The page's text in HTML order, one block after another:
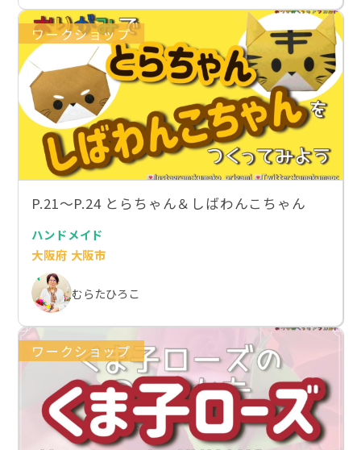
ワークショップ
P.21～P.24 とらちゃん＆しばわんこちゃん
ハンドメイド
大阪府 大阪市
むらたひろこ
ワークショップ